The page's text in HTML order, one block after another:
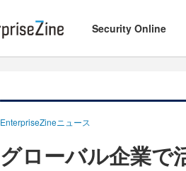
Security Online
EnterpriseZineニュース
グローバル企業で